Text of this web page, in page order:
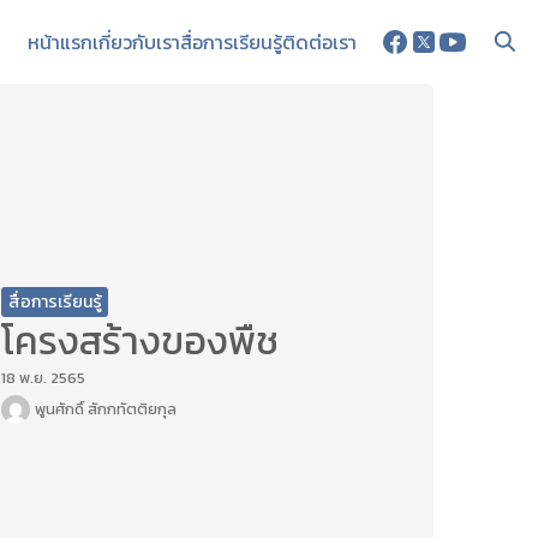
หน้าแรกเกี่ยวกับเราสื่อการเรียนรู้ติดต่อเรา
สื่อการเรียนรู้
โครงสร้างของพืช
18 พ.ย. 2565
พูนศักดิ์ สักกทัตติยกุล